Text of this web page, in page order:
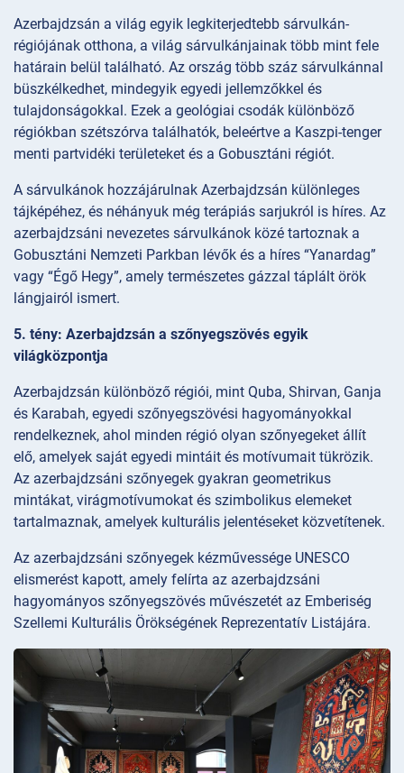
Azerbajdzsán a világ egyik legkiterjedtebb sárvulkán-
régiójának otthona, a világ sárvulkánjainak több mint fele
határain belül található. Az ország több száz sárvulkánnal
büszkélkedhet, mindegyik egyedi jellemzőkkel és
tulajdonságokkal. Ezek a geológiai csodák különböző
régiókban szétszórva találhatók, beleértve a Kaszpi-tenger
menti partvidéki területeket és a Gobusztáni régiót.
A sárvulkánok hozzájárulnak Azerbajdzsán különleges
tájképéhez, és néhányuk még terápiás sarjukról is híres. Az
azerbajdzsáni nevezetes sárvulkánok közé tartoznak a
Gobusztáni Nemzeti Parkban lévők és a híres “Yanardag”
vagy “Égő Hegy”, amely természetes gázzal táplált örök
lángjairól ismert.
5. tény: Azerbajdzsán a szőnyegszövés egyik
világközpontja
Azerbajdzsán különböző régiói, mint Quba, Shirvan, Ganja
és Karabah, egyedi szőnyegszövési hagyományokkal
rendelkeznek, ahol minden régió olyan szőnyegeket állít
elő, amelyek saját egyedi mintáit és motívumait tükrözik.
Az azerbajdzsáni szőnyegek gyakran geometrikus
mintákat, virágmotívumokat és szimbolikus elemeket
tartalmaznak, amelyek kulturális jelentéseket közvetítenek.
Az azerbajdzsáni szőnyegek kézművessége UNESCO
elismerést kapott, amely felírta az azerbajdzsáni
hagyományos szőnyegszövés művészetét az Emberiség
Szellemi Kulturális Örökségének Reprezentatív Listájára.